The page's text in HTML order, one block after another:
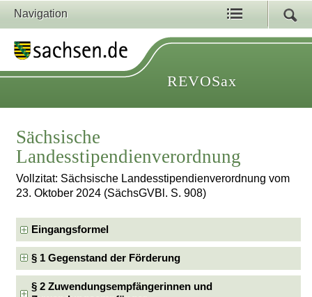
Navigation
REVOSax
Sächsische
Landesstipendienverordnung
Vollzitat: Sächsische Landesstipendienverordnung vom
23. Oktober 2024 (SächsGVBl. S. 908)
Eingangsformel
§ 1 Gegenstand der Förderung
§ 2 Zuwendungsempfängerinnen und